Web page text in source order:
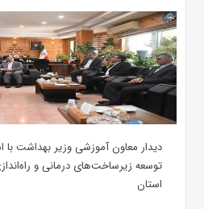
دیدار معاون آموزشی وزیر بهداشت با
توسعه زیرساخت‌های درمانی و
استان